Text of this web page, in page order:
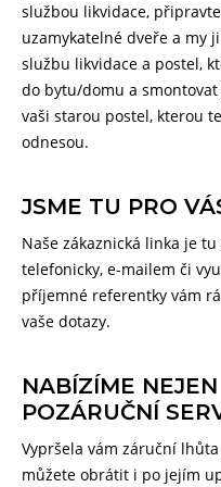
službou likvidace,
uzamykatelné dveře a my
službu likvidace a postel,
do bytu/domu a
vaši starou postel, kterou
odnesou.
JSME TU PRO
Naše zákaznická linka je
telefonicky, e-mailem či
příjemné referentky vám
vaše dotazy.
NABÍZÍME
POZÁRUČNÍ
Vypršela vám záruční
můžete obrátit i po jejím